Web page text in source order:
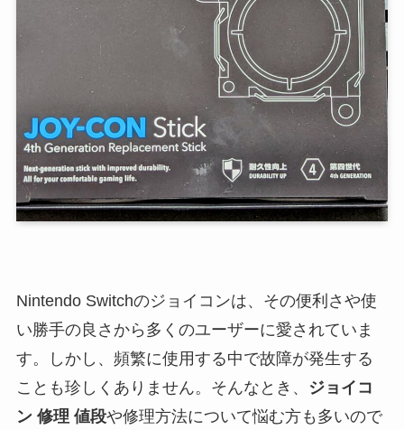
Nintendo Switchのジョイコンは、その便利さや使
い勝手の良さから多くのユーザーに愛されていま
す。しかし、頻繁に使用する中で故障が発生する
ことも珍しくありません。そんなとき、
ジョイコ
ン 修理 値段や修理方法について悩む方も多いので